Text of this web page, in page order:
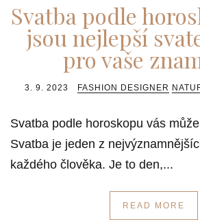
Svatba podle
jsou nejlepší
pro vaše
3. 9. 2023 FASHION DESIGNER
Svatba podle horoskopu vás
Svatba je jeden z
každého člověka. Je to den,...
READ MORE